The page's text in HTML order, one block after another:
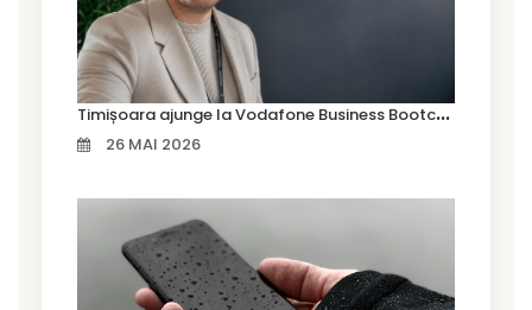
T
imișoara ajunge la Vodafone Business Bootcamp prin Marius Cermian de la Armour România
26 MAI 2026